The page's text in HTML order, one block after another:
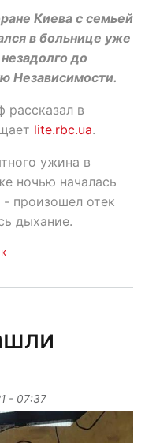
Киева с семьей
в больнице уже
до
Независимости.
рассказал в
lite.rbc.ua.
ужина в
ночью началась
- произошел отек
дыхание.
- 07:37